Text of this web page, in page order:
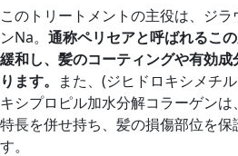
このトリートメントの主役は、ジ
ンNa。 通称ペリセアと呼ばれるこ
緩和し、髪のコーティングや有効
ります。 また、(ジヒドロキシメチ
キシプロピル加水分解コラーゲン
特長を併せ持ち、髪の損傷部位を保
す。